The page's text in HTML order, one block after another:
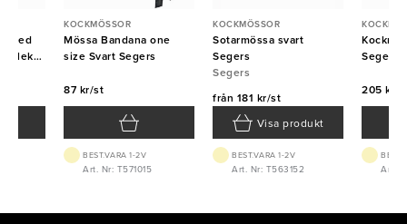
med
KOCKMÖSSOR
Mössa Bandana one
size Svart Segers
87 kr/st
BEST.VARA 1-2V
Art. Nr: T571015
KOCKMÖSSOR
Sotarmössa svart
Segers
Segers
från 181 kr/st
Visa produkt
BEST.VARA 1-2V
Art. Nr: T563152
Segers
205 kr/
Art.